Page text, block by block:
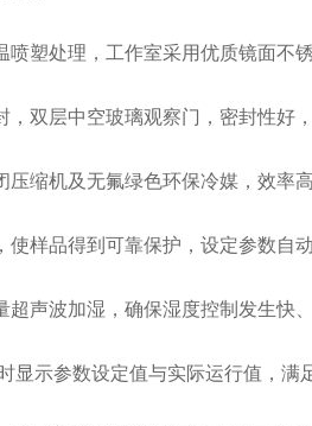
喷塑处理，工作室采用优质镜面不
，双层中空玻璃观察门，密封性好
压缩机及无氟绿色环保冷媒，效率
使样品得到可靠保护，设定参数自
超声波加湿，确保湿度控制发生快
显示参数设定值与实际运行值，满